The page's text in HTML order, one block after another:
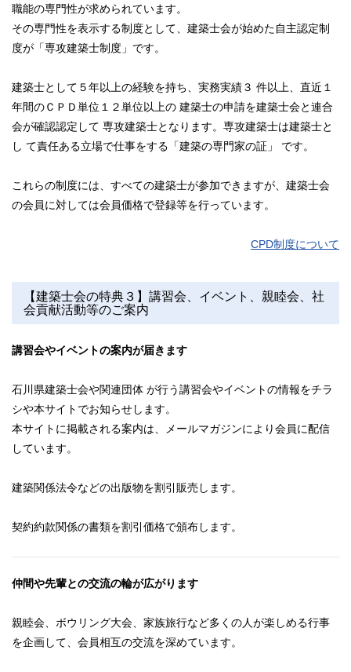
職能の専門性が求められています。
その専門性を表示する制度として、建築士会が始めた自主認定制
度が「専攻建築士制度」です。
建築士として５年以上の経験を持ち、実務実績３ 件以上、直近１
年間のＣＰＤ単位１２単位以上の 建築士の申請を建築士会と連合
会が確認認定して 専攻建築士となります。専攻建築士は建築士と
し て責任ある立場で仕事をする「建築の専門家の証」 です。
これらの制度には、すべての建築士が参加できますが、建築士会
の会員に対しては会員価格で登録等を行っています。
CPD制度について
【建築士会の特典３】講習会、イベント、親睦会、社
会貢献活動等のご案内
講習会やイベントの案内が届きます
石川県建築士会や関連団体 が行う講習会やイベントの情報をチラ
シや本サイトでお知らせします。
本サイトに掲載される案内は、メールマガジンにより会員に配信
しています。
建築関係法令などの出版物を割引販売します。
契約約款関係の書類を割引価格で頒布します。
仲間や先輩との交流の輪が広がります
親睦会、ボウリング大会、家族旅行など多くの人が楽しめる行事
を企画して、会員相互の交流を深めています。